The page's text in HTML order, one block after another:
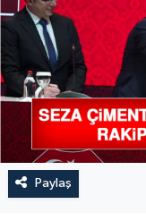
Paylaş
KÜLTÜR-
MAGAZİN
MEDYA
ÖZEL HABER